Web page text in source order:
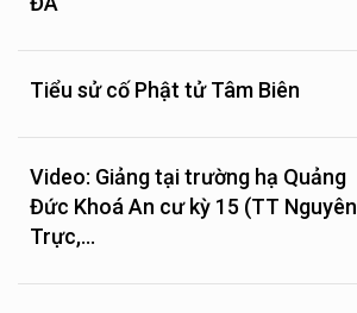
Tiểu sử cố Phật tử Tâm Biên
Video: Giảng tại trường hạ Quảng
Đức Khoá An cư kỳ 15 (TT Nguyên
Trực,...